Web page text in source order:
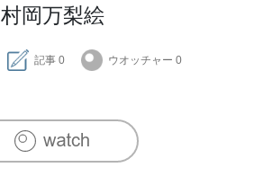
村岡万梨絵
記事 0 ウオッチャー 0